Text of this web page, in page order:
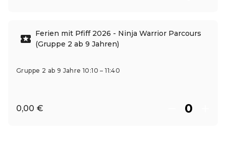
Ferien mit Pfiff 2026 - Ninja Warrior Parcours
(Gruppe 2 ab 9 Jahren)
Gruppe 2 ab 9 Jahre 10:10 – 11:40
0,00 €